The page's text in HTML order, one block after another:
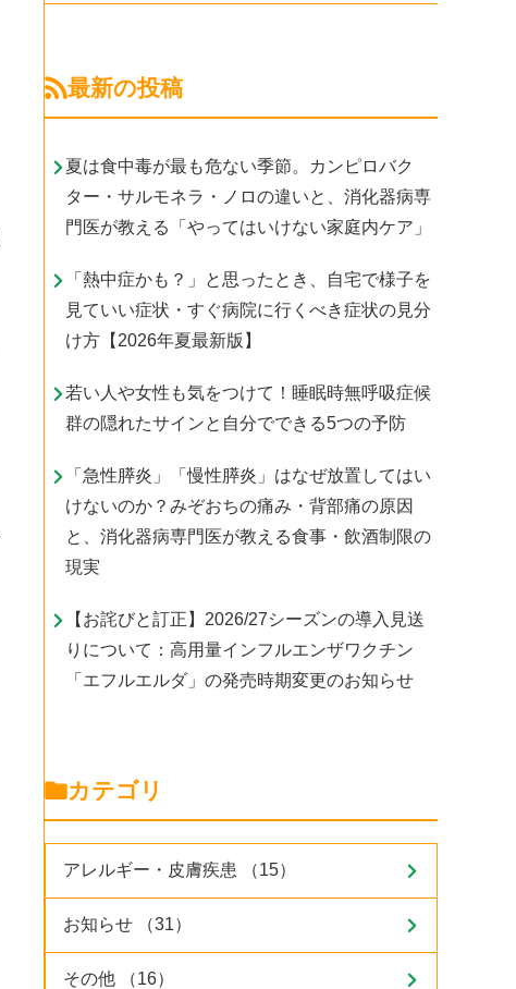
最新の投稿
夏は食中毒が最も危ない季節。カンピロバク
ター・サルモネラ・ノロの違いと、消化器病専
門医が教える「やってはいけない家庭内ケア」
「熱中症かも？」と思ったとき、自宅で様子を
見ていい症状・すぐ病院に行くべき症状の見分
け方【2026年夏最新版】
若い人や女性も気をつけて！睡眠時無呼吸症候
群の隠れたサインと自分でできる5つの予防
「急性膵炎」「慢性膵炎」はなぜ放置してはい
けないのか？みぞおちの痛み・背部痛の原因
と、消化器病専門医が教える食事・飲酒制限の
現実
【お詫びと訂正】2026/27シーズンの導入見送
りについて：高用量インフルエンザワクチン
「エフルエルダ」の発売時期変更のお知らせ
カテゴリ
アレルギー・皮膚疾患 （15）
お知らせ （31）
その他 （16）